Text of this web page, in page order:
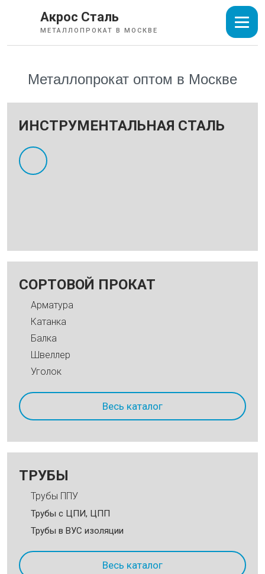
Акрос Сталь
МЕТАЛЛОПРОКАТ В МОСКВЕ
Металлопрокат оптом в Москве
ИНСТРУМЕНТАЛЬНАЯ СТАЛЬ
СОРТОВОЙ ПРОКАТ
Арматура
Катанка
Балка
Швеллер
Уголок
Весь каталог
ТРУБЫ
Трубы ППУ
Трубы c ЦПИ, ЦПП
Трубы в ВУС изоляции
Весь каталог